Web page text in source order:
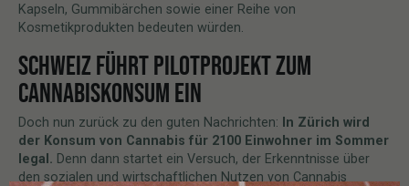
Kapseln, Gummibärchen sowie einer Reihe von
Kosmetikprodukten bedeuten würden.
SCHWEIZ FÜHRT PILOTPROJEKT ZUM
CANNABISKONSUM EIN
Doch nun zurück zu den guten Nachrichten: In Zürich wird
der Konsum von Cannabis für 2100 Einwohner im Sommer
legal. Denn dann startet ein Versuch, der Erkenntnisse über
den sozialen und wirtschaftlichen Nutzen von Cannabis